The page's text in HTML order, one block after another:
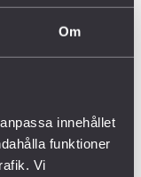
Om
innehållet
funktioner
Vi
Freds- och